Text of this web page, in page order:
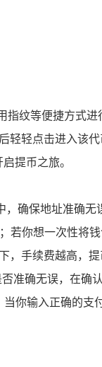
纹等便捷方式进
轻轻点击进入该代
提币之旅。
确保地址准确无
你想一次性将
手续费越高，
准确无误，在确
你输入正确的